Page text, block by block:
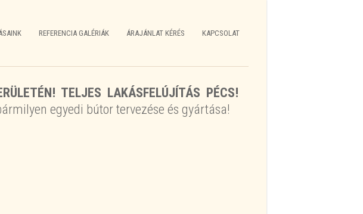
REFERENCIA GALÉRIÁK ÁRAJÁNLAT KÉRÉS KAPCSOLAT
TELJES LAKÁSFELÚJÍTÁS PÉCS!
egyedi bútor tervezése és gyártása!